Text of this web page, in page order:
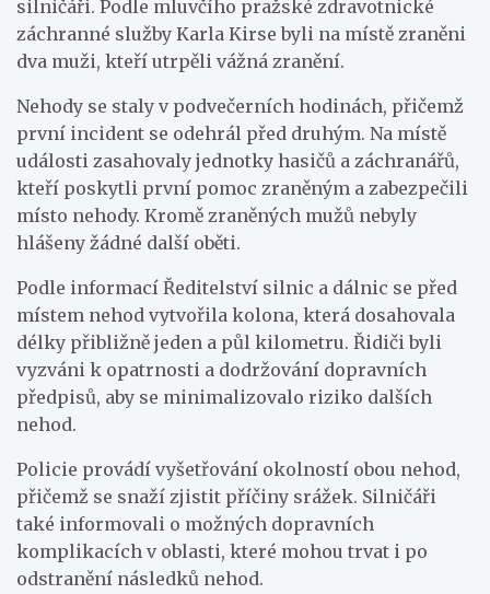
silničáři. Podle mluvčího pražské zdravotnické
záchranné služby Karla Kirse byli na místě zraněni
dva muži, kteří utrpěli vážná zranění.
Nehody se staly v podvečerních hodinách, přičemž
první incident se odehrál před druhým. Na místě
události zasahovaly jednotky hasičů a záchranářů,
kteří poskytli první pomoc zraněným a zabezpečili
místo nehody. Kromě zraněných mužů nebyly
hlášeny žádné další oběti.
Podle informací Ředitelství silnic a dálnic se před
místem nehod vytvořila kolona, která dosahovala
délky přibližně jeden a půl kilometru. Řidiči byli
vyzváni k opatrnosti a dodržování dopravních
předpisů, aby se minimalizovalo riziko dalších
nehod.
Policie provádí vyšetřování okolností obou nehod,
přičemž se snaží zjistit příčiny srážek. Silničáři
také informovali o možných dopravních
komplikacích v oblasti, které mohou trvat i po
odstranění následků nehod.